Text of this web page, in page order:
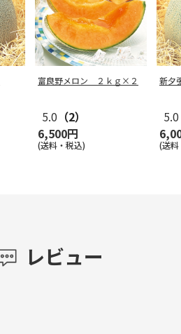
富良野メロン ２ｋｇ×２
5.0 （2）
6,500円
(送料・税込)
新夕
5.0
(送料
レビュー